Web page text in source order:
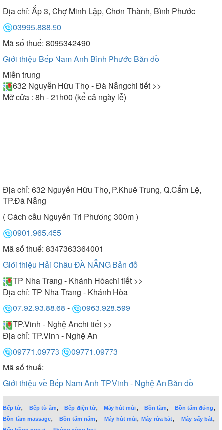
Địa chỉ: Ấp 3, Chợ Minh Lập, Chơn Thành, Bình Phước
03995.888.90
Mã số thuế: 8095342490
Giới thiệu Bếp Nam Anh Bình Phước Bản đồ
Miền trung
632 Nguyễn Hữu Thọ - Đà Nẵngchi tiết >>
Mở cửa : 8h - 21h00 (kể cả ngày lễ)
Địa chỉ: 632 Nguyễn Hữu Thọ, P.Khuê Trung, Q.Cẩm Lệ,
TP.Đà Nẵng
( Cách cầu Nguyễn Tri Phương 300m )
0901.965.455
Mã số thuế: 8347363364001
Giới thiệu Hải Châu ĐÀ NẴNG Bản đồ
TP Nha Trang - Khánh Hòachi tiết >>
Địa chỉ: TP Nha Trang - Khánh Hòa
07.92.93.88.68 -
0963.928.599
TP.Vinh - Nghệ Anchi tiết >>
Địa chỉ: TP.Vinh - Nghệ An
09771.09773
09771.09773
Mã số thuế:
Giới thiệu về Bếp Nam Anh TP.Vinh - Nghệ An Bản đồ
Bếp từ, Bếp từ âm,Bếp điện từ,Máy hút mùi, Bồn tắm, Bồn tắm đứng,
Bồn tắm massage,Bồn tắm nằm,Máy hút mùi,Máy rửa bát,Máy sấy bát,